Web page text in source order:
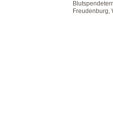
Freudenburg,